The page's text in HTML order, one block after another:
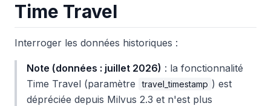
Time Travel
Interroger les données historiques :
Note (données : juillet 2026) : la fonctionnalité
Time Travel (paramètre
travel_timestamp ) est
dépréciée depuis Milvus 2.3 et n'est plus